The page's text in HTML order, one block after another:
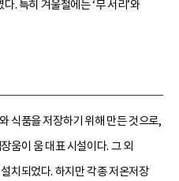
. 특히 겨울철에는 ‘무 서리’와
식품을 저장하기 위해 만든 것으로,
움이 움 대표 시설이다. 그 외
치되었다. 하지만 각종 저온저장